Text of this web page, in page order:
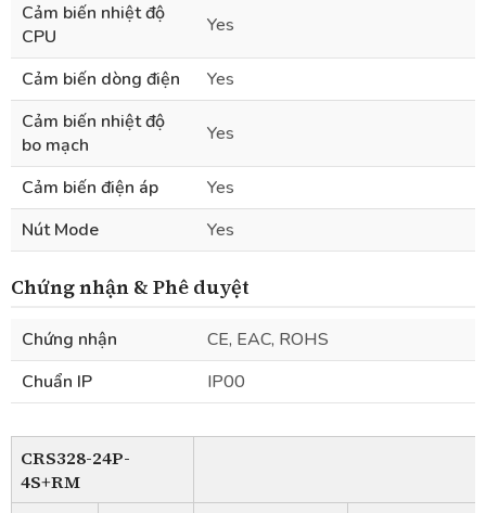
Cảm biến nhiệt độ
CPU
Yes
Cảm biến dòng điện
Yes
Cảm biến nhiệt độ
bo mạch
Yes
Cảm biến điện áp
Yes
Nút Mode
Yes
Chứng nhận & Phê duyệt
Chứng nhận
CE, EAC, ROHS
Chuẩn IP
IP00
CRS328-24P-
4S+RM